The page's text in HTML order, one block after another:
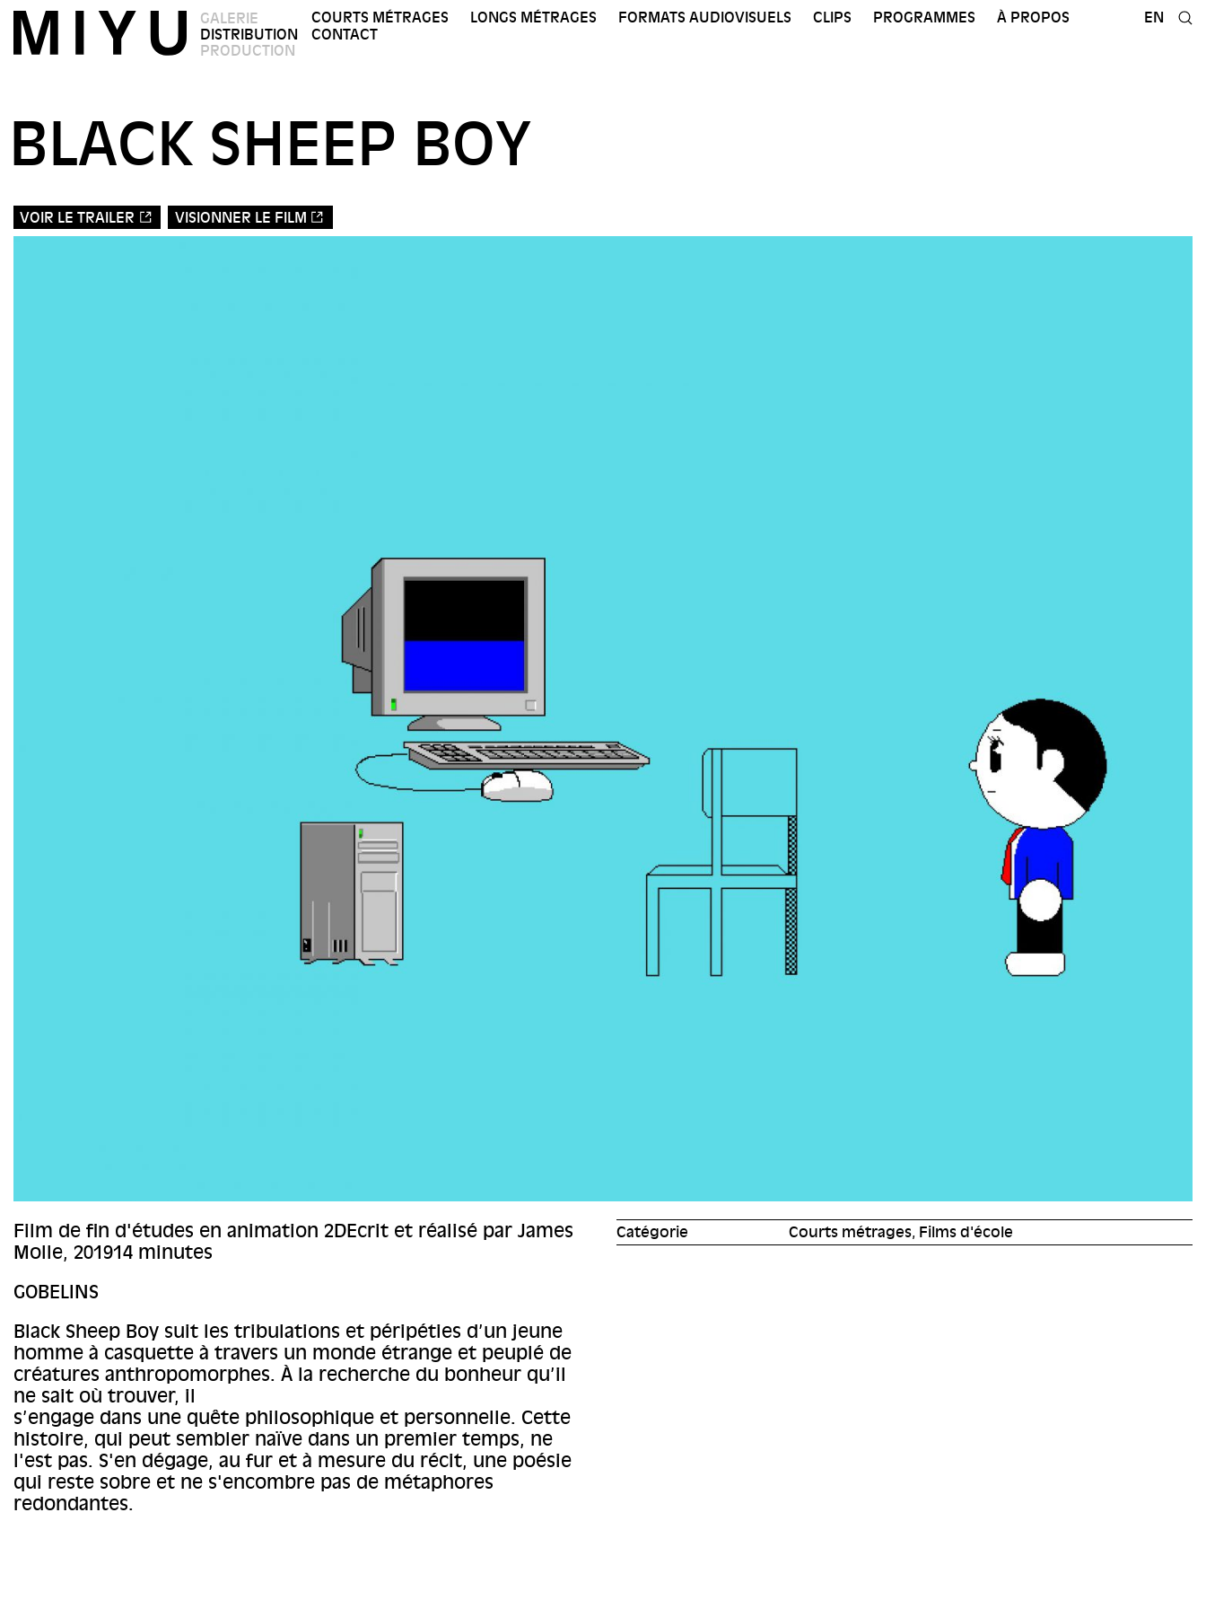
GALERIE
DISTRIBUTION
PRODUCTION
COURTS MÉTRAGES LONGS MÉTRAGES FORMATS AUDIOVISUELS CLIPS PROGRAMMES
À PROPOS
CONTACT
EN
BLACK SHEEP BOY
VOIR LE TRAILER VISIONNER LE FILM
Film de fin d'études en animation 2DEcrit et réalisé par James
Molle, 201914 minutes
GOBELINS
Black Sheep Boy suit les tribulations et péripéties d’un jeune
homme à casquette à travers un monde étrange et peuplé de
créatures anthropomorphes. À la recherche du bonheur qu’il
ne sait où trouver, il
s’engage dans une quête philosophique et personnelle. Cette
histoire, qui peut sembler naïve dans un premier temps, ne
l'est pas. S'en dégage, au fur et à mesure du récit, une poésie
qui reste sobre et ne s'encombre pas de métaphores
redondantes.
Catégorie Courts métrages, Films d'école